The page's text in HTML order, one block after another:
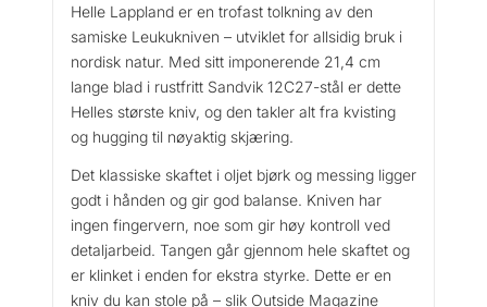
Helle Lappland er en trofast tolkning av den
samiske Leukukniven – utviklet for allsidig bruk i
nordisk natur. Med sitt imponerende 21,4 cm
lange blad i rustfritt Sandvik 12C27-stål er dette
Helles største kniv, og den takler alt fra kvisting
og hugging til nøyaktig skjæring.
Det klassiske skaftet i oljet bjørk og messing ligger
godt i hånden og gir god balanse. Kniven har
ingen fingervern, noe som gir høy kontroll ved
detaljarbeid. Tangen går gjennom hele skaftet og
er klinket i enden for ekstra styrke. Dette er en
kniv du kan stole på – slik Outside Magazine